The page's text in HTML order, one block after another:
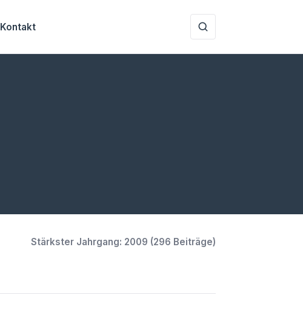
Kontakt
Stärkster Jahrgang: 2009 (296 Beiträge)